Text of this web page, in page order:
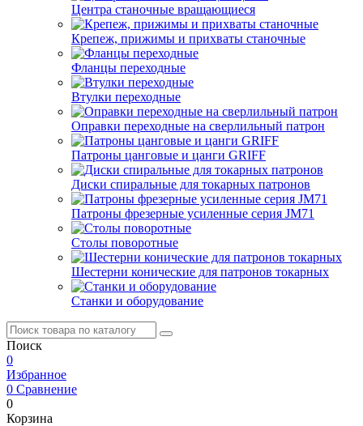
Центра станочные вращающиеся
Крепеж, прижимы и прихваты станочные
Фланцы переходные
Втулки переходные
Оправки переходные на сверлильный патрон
Патроны цанговые и цанги GRIFF
Диски спиральные для токарных патронов
Патроны фрезерные усиленные серия JM71
Столы поворотные
Шестерни конические для патронов токарных
Станки и оборудование
Поиск
0
Избранное
0 Сравнение
0
Корзина